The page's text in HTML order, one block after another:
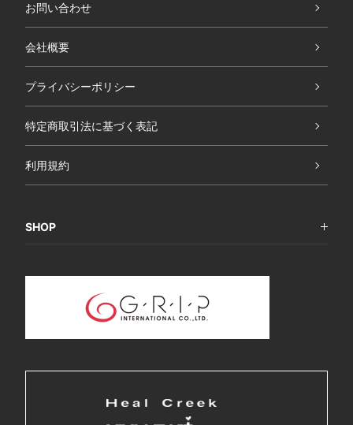
お問い合わせ
会社概要
プライバシーポリシー
特定商取引法に基づく表記
利用規約
SHOP